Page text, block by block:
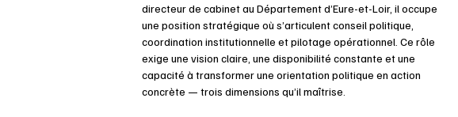
directeur de cabinet au Département d’Eure-et-Loir, il occupe
une position stratégique où s’articulent conseil politique,
coordination institutionnelle et pilotage opérationnel. Ce rôle
exige une vision claire, une disponibilité constante et une
capacité à transformer une orientation politique en action
concrète — trois dimensions qu’il maîtrise.